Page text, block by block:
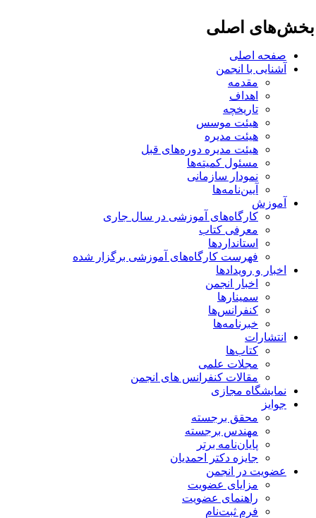
اصلی
صفحه اصلی
آشنایی با انجمن
مقدمه
اهداف
تاریخچه
هیئت موسس
هیئت مدیره
هیئت مدیره دوره‌های قبل
مسئول کمیته‌ها
نمودار سازمانی
آیین‌نامه‌ها
آموزش
کارگاه‌های آموزشی در سال جاری
معرفی کتاب
استانداردها
فهرست کارگاه‌های آموزشی برگزار شده
اخبار و رویدادها
اخبار انجمن
سمینارها
کنفرانس‌ها
خبرنامه‌ها
انتشارات
کتاب‌ها
مجلات علمی
مقالات کنفرانس های انجمن
نمایشگاه مجازی
جوایز
محقق برجسته
مهندس برجسته
پایان‌نامه برتر
جایزه دکتر احمدیان
عضویت در انجمن
مزایای عضویت
راهنمای عضویت
فرم ثبت‌نام